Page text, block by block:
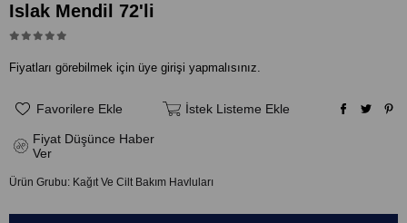
Islak Mendil 72'li
Fiyatları görebilmek için üye girişi yapmalısınız.
Favorilere Ekle İstek Listeme Ekle
Fiyat Düşünce Haber
Ver
Ürün Grubu: Kağıt Ve Cilt Bakım Havluları